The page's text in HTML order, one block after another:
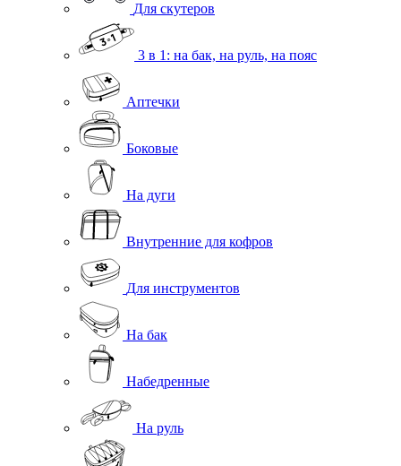
Для скутеров
3 в 1: на бак, на руль, на пояс
Аптечки
Боковые
На дуги
Внутренние для кофров
Для инструментов
На бак
Набедренные
На руль